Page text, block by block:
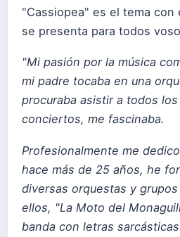
"Cassiopea" es el tema con
se presenta para todos
"Mi pasión por la música
mi padre tocaba en una
procuraba asistir a todos los
conciertos, me fascinaba.
Profesionalmente me
hace más de 25 años, he
diversas orquestas y
ellos, "La Moto del
banda con letras